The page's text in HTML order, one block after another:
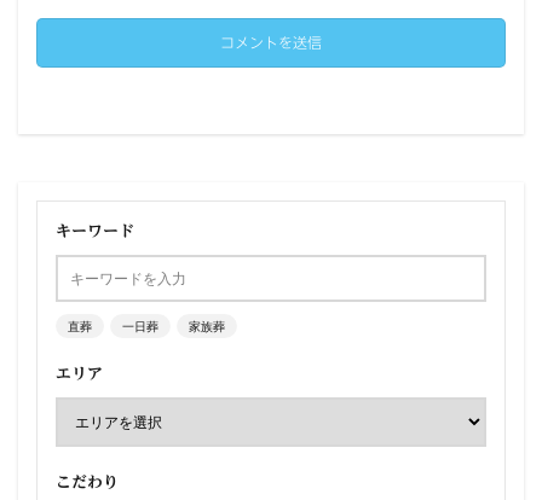
キーワード
直葬 一日葬 家族葬
エリア
こだわり